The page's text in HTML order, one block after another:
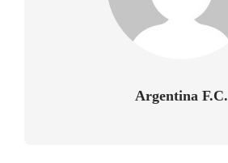
Argentina F.C.